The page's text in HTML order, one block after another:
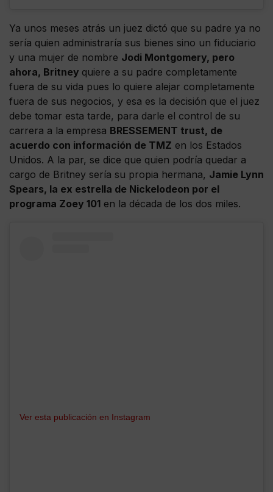
Ya unos meses atrás un juez dictó que su padre ya no
sería quien administraría sus bienes sino un fiduciario
y una mujer de nombre Jodi Montgomery, pero
ahora, Britney quiere a su padre completamente
fuera de su vida pues lo quiere alejar completamente
fuera de sus negocios, y esa es la decisión que el juez
debe tomar esta tarde, para darle el control de su
carrera a la empresa BRESSEMENT trust, de
acuerdo con información de TMZ en los Estados
Unidos. A la par, se dice que quien podría quedar a
cargo de Britney sería su propia hermana, Jamie Lynn
Spears, la ex estrella de Nickelodeon por el
programa Zoey 101 en la década de los dos miles.
Ver esta publicación en Instagram